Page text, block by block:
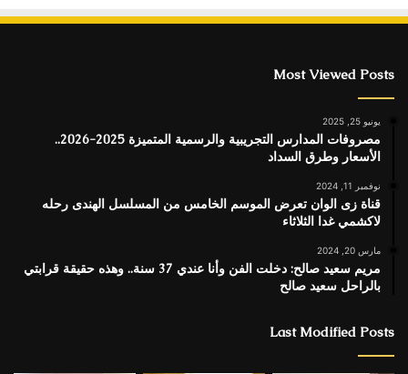
Most Viewed Posts
يونيو 25, 2025
مصروفات المدارس التجريبية والرسمية المتميزة 2025-2026..
الأسعار وطرق السداد
نوفمبر 11, 2024
قناة زى الوان تعرض الموسم الخامس من المسلسل الهندى رحله
لاكشمي غدا الثلاثاء
مارس 20, 2024
مريم سعيد صالح: دخلت الفن وأنا عندي 37 سنة.. وهذه حقيقة قرابتي
بالراحل سعيد صالح
Last Modified Posts